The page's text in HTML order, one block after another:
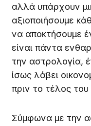
αλλά υπάρχουν
αξιοποιήσουμε
να αποκτήσουμε
είναι πάντα
την αστρολογία,
ίσως λάβει
πριν το τέλος του
Σύμφωνα με την